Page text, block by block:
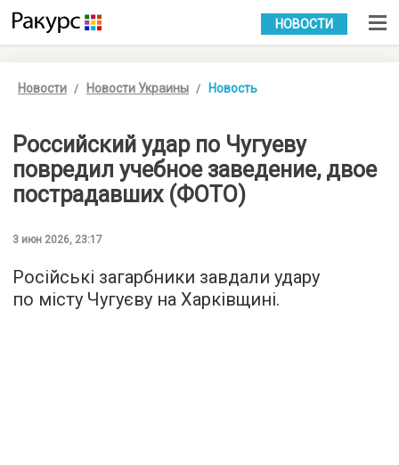
УКР РУС
НОВОСТИ
Новости Новости Украины Новость
Российский удар по Чугуеву
повредил учебное заведение, двое
пострадавших (ФОТО)
3 июн 2026, 23:17
Російські загарбники завдали удару
по місту Чугуєву на Харківщині.